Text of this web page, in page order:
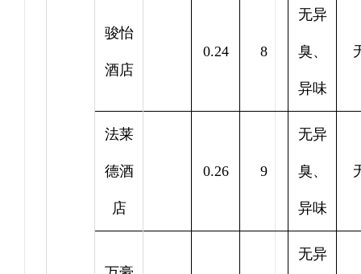
骏怡
酒店
0.24 8
无异
臭、
异味
法莱
德酒
店
0.26 9
无异
臭、
异味
无异